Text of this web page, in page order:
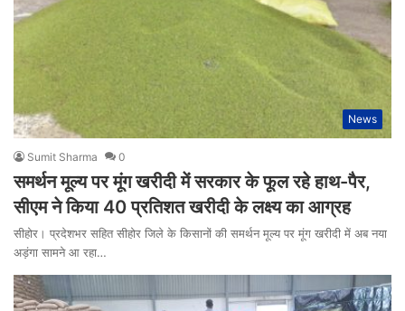
News
Sumit Sharma 0
समर्थन मूल्य पर मूंग खरीदी में सरकार के फूल रहे हाथ-पैर,
सीएम ने किया 40 प्रतिशत खरीदी के लक्ष्य का आग्रह
सीहोर। प्रदेशभर सहित सीहोर जिले के किसानों की समर्थन मूल्य पर मूंग खरीदी में अब नया
अड़ंगा सामने आ रहा…